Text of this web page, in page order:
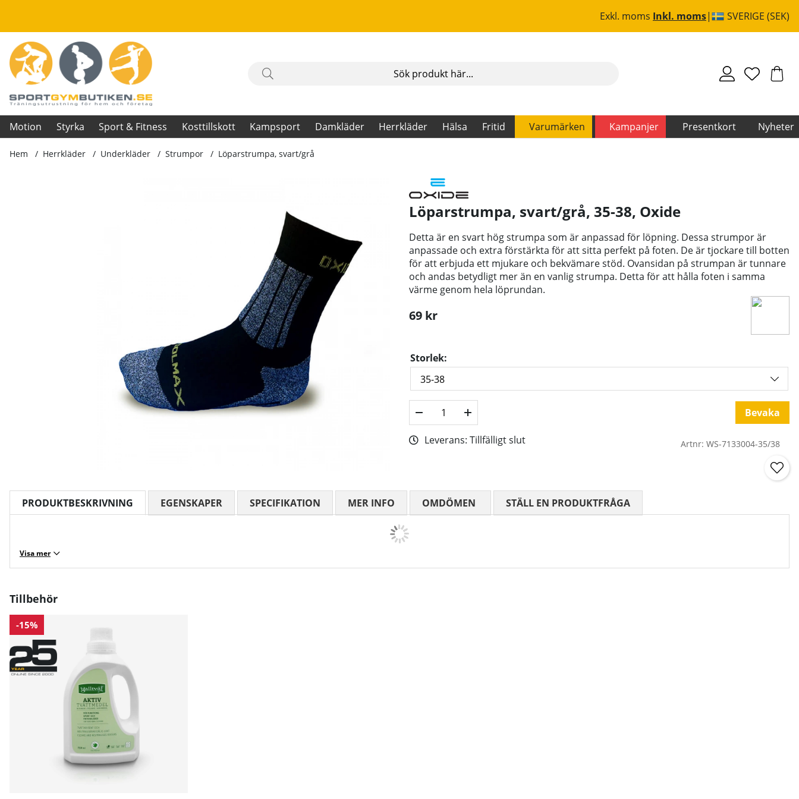
Exkl. moms Inkl. moms SVERIGE (SEK)
Motion Styrka Sport & Fitness Kosttillskott Kampsport Damkläder Herrkläder Hälsa Fritid Varumärken Kampanjer Presentkort Nyheter
Hem Herrkläder Underkläder Strumpor Löparstrumpa, svart/grå
Löparstrumpa, svart/grå, 35-38, Oxide
Detta är en svart hög strumpa som är anpassad för löpning. Dessa strumpor är
anpassade och extra förstärkta för att sitta perfekt på foten. De är tjockare till botten
för att erbjuda ett mjukare och bekvämare stöd. Ovansidan på strumpan är tunnare
och andas betydligt mer än en vanlig strumpa. Detta för att hålla foten i samma
värme genom hela löprundan.
69 kr
Storlek:
Bevaka
Leverans: Tillfälligt slut Artnr: WS-7133004-35/38
PRODUKTBESKRIVNING
Visa mer
EGENSKAPER SPECIFIKATION MER INFO OMDÖMEN MEDELBETYG 0 AV 5 ANTAL BETYG 0
STÄLL EN PRODUKTFRÅGA
Tillbehör
-15%